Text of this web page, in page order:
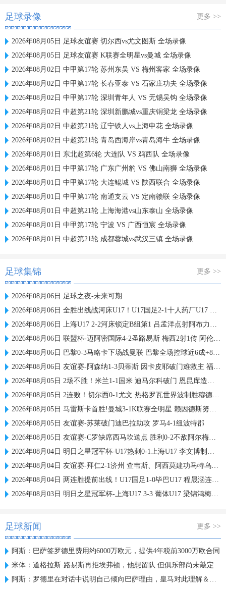
足球录像 更多 >>
2026年08月05日 足球友谊赛 切尔西vs尤文图斯 全场录像
2026年08月05日 足球友谊赛 K联赛全明星vs曼城 全场录像
2026年08月02日 中甲第17轮 苏州东吴 VS 梅州客家 全场录像
2026年08月02日 中甲第17轮 长春亚泰 VS 石家庄功夫 全场录像
2026年08月02日 中甲第17轮 深圳青年人 VS 无锡吴钩 全场录像
2026年08月02日 中超第21轮 深圳新鹏城vs重庆铜梁龙 全场录像
2026年08月02日 中超第21轮 辽宁铁人vs上海申花 全场录像
2026年08月02日 中超第21轮 青岛西海岸vs青岛海牛 全场录像
2026年08月01日 东北超第6轮 大连队 VS 鸡西队 全场录像
2026年08月01日 中甲第17轮 广东广州豹 VS 佛山南狮 全场录像
2026年08月01日 中甲第17轮 大连鲲城 VS 陕西联合 全场录像
2026年08月01日 中甲第17轮 南通支云 VS 定南赣联 全场录像
2026年08月01日 中超第21轮 上海海港vs山东泰山 全场录像
2026年08月01日 中甲第17轮 宁波 VS 广西恒宸 全场录像
2026年08月01日 中超第21轮 成都蓉城vs武汉三镇 全场录像
足球集锦 更多 >>
2026年08月06日 足球之夜-未来可期
2026年08月06日 全胜出线战河床U17！U17国足2-1十人药厂U17 赵松源登场1分钟传射
2026年08月06日 上海U17 2-2河床锁定B组第1 吕孟洋点射阿布力米破门 将战A组第2
2026年08月06日 联盟杯-迈阿密国际4-2圣路易斯 梅西2射1传 阿伦助攻戴帽
2026年08月06日 巴黎0-3马略卡下场战曼联 巴黎全场控球近6成+8射3正未果
2026年08月06日 友谊赛-阿森纳1-3贝蒂斯 因卡皮耶破门难救主 福纳尔斯1射2传
2026年08月05日 2场不胜！米兰1-1国米 迪马尔科破门 恩昆库造点+点射拉莫斯登场
2026年08月05日 2连败！切尔西0-1尤文 热格罗瓦世界波制胜穆德里克时隔614天复出
2026年08月05日 马雷斯卡首胜!曼城3-1K联赛全明星 赖因德斯努里破门塞梅尼奥助攻
2026年08月05日 友谊赛-苏莱破门迪巴拉助攻 罗马4-1纽波特郡
2026年08月05日 友谊赛-C罗缺席西马坎送点 胜利0-2不敌阿尔梅里亚
2026年08月04日 明日之星冠军杯-U17热刺0-1上海U17 李文博制胜球
2026年08月04日 友谊赛-拜仁2-1济州 查韦斯、阿西莫建功马特乌斯彩虹过人送助攻
2026年08月04日 两连胜提前出线！U17国足1-0毕巴U17 程晟涵连场破门赵松源中楣
2026年08月03日 明日之星冠军杯-上海U17 3-3 葡体U17 梁锦鸿梅开二度
足球新闻 更多 >>
阿斯：巴萨签罗德里费用约6000万欧元，提供4年税前3000万欧合同
米体：道格拉斯·路易斯再拒埃弗顿，他想留队 但俱乐部尚未敲定
阿斯：罗德里在对话中说明自己倾向巴萨理由，皇马对此理解＆祝好